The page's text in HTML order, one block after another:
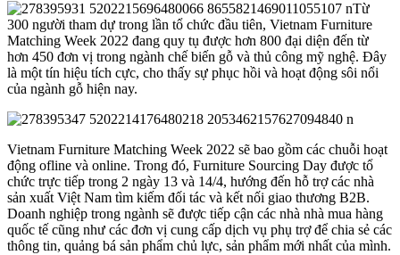
Từ
300 người tham dự trong lần tổ chức đầu tiên, Vietnam Furniture
Matching Week 2022 đang quy tụ được hơn 800 đại diện đến từ
hơn 450 đơn vị trong ngành chế biến gỗ và thủ công mỹ nghệ. Đây
là một tín hiệu tích cực, cho thấy sự phục hồi và hoạt động sôi nổi
của ngành gỗ hiện nay.
Vietnam Furniture Matching Week 2022 sẽ bao gồm các chuỗi hoạt
động ofline và online. Trong đó, Furniture Sourcing Day được tổ
chức trực tiếp trong 2 ngày 13 và 14/4, hướng đến hỗ trợ các nhà
sản xuất Việt Nam tìm kiếm đối tác và kết nối giao thương B2B.
Doanh nghiệp trong ngành sẽ được tiếp cận các nhà nhà mua hàng
quốc tế cũng như các đơn vị cung cấp dịch vụ phụ trợ để chia sẻ các
thông tin, quảng bá sản phẩm chủ lực, sản phẩm mới nhất của mình.